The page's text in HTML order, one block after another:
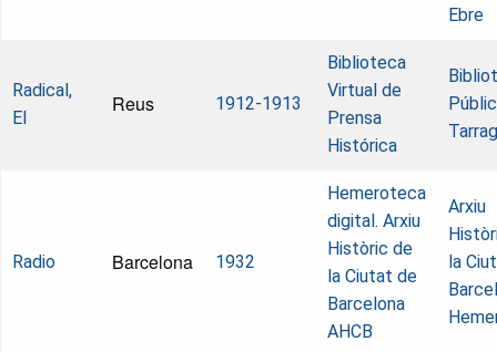
Ebre
Radical,
El
Reus 1912-1913
Biblioteca
Virtual de
Prensa
Histórica
Radio Barcelona 1932
Hemeroteca
digital. Arxiu
Històric de
la Ciutat de
Barcelona
AHCB
Arxiu
la